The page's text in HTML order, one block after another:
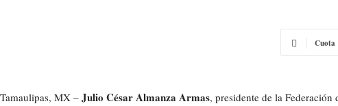
Cuota
Tamaulipas, MX – Julio César Almanza Armas, presidente de la